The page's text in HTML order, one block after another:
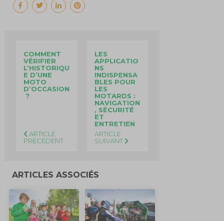
COMMENT
VÉRIFIER
L’HISTORIQU
E D’UNE
MOTO
D’OCCASION
?
ARTICLE
PRÉCÉDENT
LES
APPLICATIO
NS
INDISPENSA
BLES POUR
LES
MOTARDS :
NAVIGATION
, SÉCURITÉ
ET
ENTRETIEN
ARTICLE
SUIVANT
ARTICLES ASSOCIÉS